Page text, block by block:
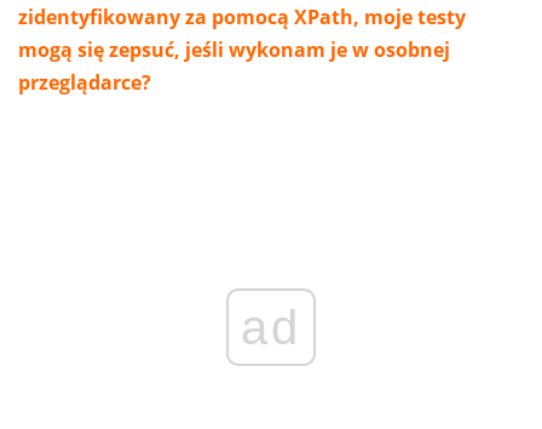
zidentyfikowany za pomocą XPath, moje testy
mogą się zepsuć, jeśli wykonam je w osobnej
przeglądarce?
ad